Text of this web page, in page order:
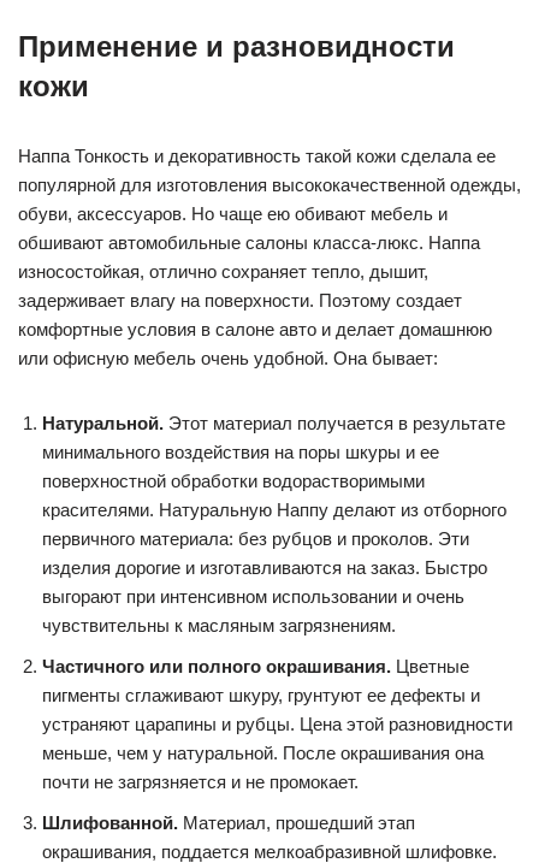
Применение и разновидности
кожи
Наппа Тонкость и декоративность такой кожи сделала ее
популярной для изготовления высококачественной одежды,
обуви, аксессуаров. Но чаще ею обивают мебель и
обшивают автомобильные салоны класса-люкс. Наппа
износостойкая, отлично сохраняет тепло, дышит,
задерживает влагу на поверхности. Поэтому создает
комфортные условия в салоне авто и делает домашнюю
или офисную мебель очень удобной. Она бывает:
Натуральной. Этот материал получается в результате
минимального воздействия на поры шкуры и ее
поверхностной обработки водорастворимыми
красителями. Натуральную Наппу делают из отборного
первичного материала: без рубцов и проколов. Эти
изделия дорогие и изготавливаются на заказ. Быстро
выгорают при интенсивном использовании и очень
чувствительны к масляным загрязнениям.
Частичного или полного окрашивания. Цветные
пигменты сглаживают шкуру, грунтуют ее дефекты и
устраняют царапины и рубцы. Цена этой разновидности
меньше, чем у натуральной. После окрашивания она
почти не загрязняется и не промокает.
Шлифованной. Материал, прошедший этап
окрашивания, поддается мелкоабразивной шлифовке.